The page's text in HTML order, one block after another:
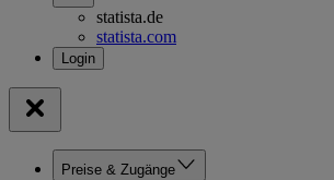
statista.de
statista.com
Preise & Zugänge